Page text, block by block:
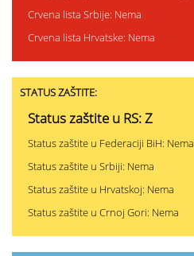
Crvena lista Srbije: Nema
Crvena lista Hrvatske: Nema
STATUS ZAŠTITE:
Status zaštite u RS: Z
Status zaštite u Federaciji BiH: Nema
Status zaštite u Srbiji: Nema
Status zaštite u Hrvatskoj: Nema
Status zaštite u Crnoj Gori: Nema